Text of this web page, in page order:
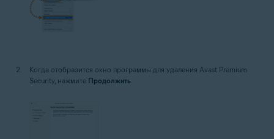
Когда отобразится окно программы для удаления Avast Premium
Security, нажмите Продолжить.